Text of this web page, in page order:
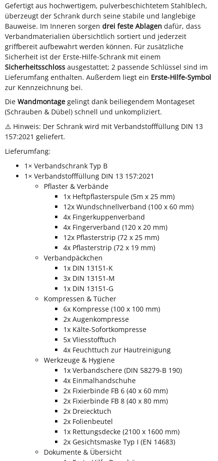
Gefertigt aus hochwertigem, pulverbeschichtetem Stahlblech,
überzeugt der Schrank durch seine stabile und langlebige
Bauweise. Im Inneren sorgen drei feste Ablagen dafür, dass
Verbandmaterialien übersichtlich sortiert und jederzeit
griffbereit aufbewahrt werden können. Für zusätzliche
Sicherheit ist der Erste-Hilfe-Schrank mit einem
Sicherheitsschloss ausgestattet; 2 passende Schlüssel sind im
Lieferumfang enthalten. Außerdem liegt ein Erste-Hilfe-Symbol
zur Kennzeichnung bei.
Die Wandmontage gelingt dank beiliegendem Montageset
(Schrauben & Dübel) schnell und unkompliziert.
⚠️ Hinweis: Der Schrank wird mit Verbandstofffüllung DIN 13
157:2021 geliefert.
Lieferumfang:
1× Verbandschrank Typ B
1× Verbandstofffüllung DIN 13 157:2021
Pflaster & Verbände
1x Heftpflasterspule (5m x 25 mm)
12x Wundschnellverband (100 x 60 mm)
4x Fingerkuppenverband
4x Fingerverband (120 x 20 mm)
12x Pflasterstrip (72 x 25 mm)
4x Pflasterstrip (72 x 19 mm)
Verbandpäckchen
1x DIN 13151-K
3x DIN 13151-M
1x DIN 13151-G
Kompressen & Tücher
6x Kompresse (100 x 100 mm)
2x Augenkompresse
1x Kälte-Sofortkompresse
5x Vliesstofftuch
4x Feuchttuch zur Hautreinigung
Werkzeuge & Hygiene
1x Verbandschere (DIN 58279-B 190)
4x Einmalhandschuhe
2x Fixierbinde FB 6 (40 x 60 mm)
2x Fixierbinde FB 8 (40 x 80 mm)
2x Dreiecktuch
2x Folienbeutel
1x Rettungsdecke (2100 x 1600 mm)
2x Gesichtsmaske Typ I (EN 14683)
Dokumente & Übersicht